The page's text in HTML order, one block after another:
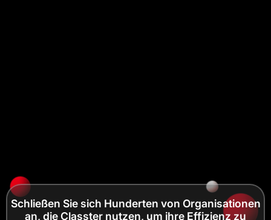
Schließen Sie sich Hunderten von Organisationen
an, die Classter nutzen, um ihre Effizienz zu